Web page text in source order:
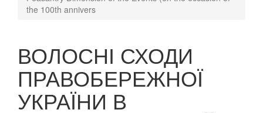
the 100th annivers
ВОЛОСНІ СХОДИ
ПРАВОБЕРЕЖНОЇ
УКРАЇНИ В